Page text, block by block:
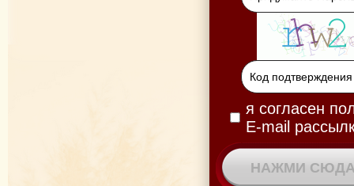
я согласен
E-mail